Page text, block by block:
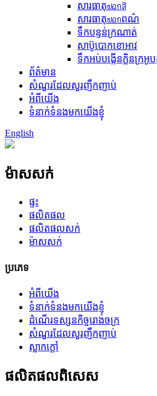
សារធាតុ​ฟอกสี
សារធាតុ​ฟอก​ពណ៌
ទឹកបន្ទន់ក្រណាត់
សាប៊ូបោកខោអាវ
ទឹកអប់បង្កើនក្លិនក្រអូប
ព័ត៌មាន
សំណួរដែលសួរញឹកញាប់
អំពីយើង
ទំនាក់ទំនងមកយើងខ្ញុំ
English
ម៉ាសសក់
ផ្ទះ
ផលិតផល
ផលិតផលសក់
ម៉ាសសក់
ប្រភេទ
អំពីយើង
ទំនាក់ទំនងមកយើងខ្ញុំ
ដំណើរទស្សនកិច្ចរោងចក្រ
សំណួរដែលសួរញឹកញាប់
ស្លាក​ក្តៅ
ផលិតផល​ពិសេស